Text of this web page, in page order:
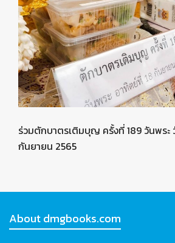
ร่วมตักบาตรเติมบุญ ครั้งที่ 189 วันพระ
กันยายน 2565
About dmgbooks.com